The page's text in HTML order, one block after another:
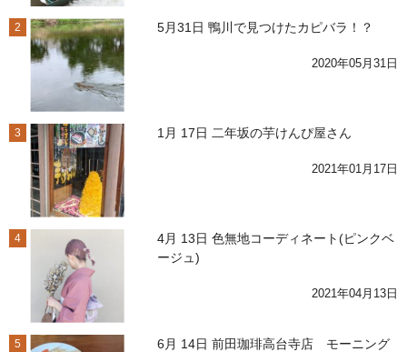
2 5月31日 鴨川で見つけたカピバラ！？
2020年05月31日
3 1月 17日 二年坂の芋けんぴ屋さん
2021年01月17日
4
4月 13日 色無地コーディネート(ピンクベ
ージュ)
2021年04月13日
5 6月 14日 前田珈琲高台寺店 モーニング